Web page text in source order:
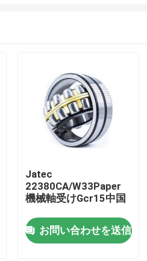
Jatec
22380CA/W33Paper
機械軸受けGcr15中国
お問い合わせを送信